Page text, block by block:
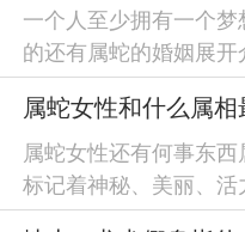
一个人至少拥有一个
的还有属蛇的婚姻展
属马跟属蛇的性格特点
属蛇女性和什么属
属蛇女性还有何事东
标记着神秘、美丽、
度自我管理的技能-喜